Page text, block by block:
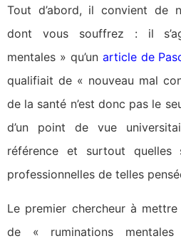
Tout d’abord, il convient de
dont vous souffrez : il
mentales » qu’un article de
qualifiait de « nouveau mal
de la santé n’est donc pas le
d’un point de vue
référence et surtout quelles
professionnelles de telles
Le premier chercheur à
de « ruminations